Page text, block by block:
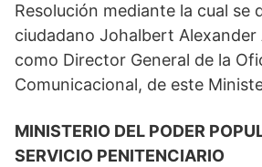
Resolución mediante la cual se
ciudadano Johalbert Alexander
como Director General de la
Comunicacional, de este
MINISTERIO DEL PODER
SERVICIO PENITENCIARIO